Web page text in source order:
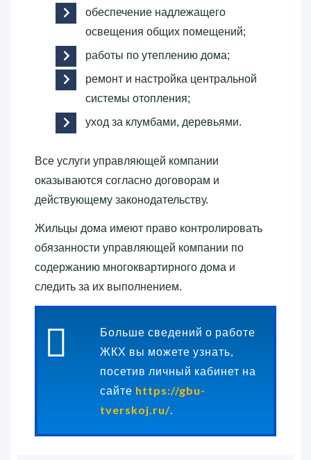
обеспечение надлежащего
освещения общих помещений;
работы по утеплению дома;
ремонт и настройка центральной
системы отопления;
уход за клумбами, деревьями.
Все услуги управляющей компании
оказываются согласно договорам и
действующему законодательству.
Жильцы дома имеют право контролировать
обязанности управляющей компании по
содержанию многоквартирного дома и
следить за их выполнением.
Больше сведений о работе
ЖКХ вы можете узнать,
посетив личный кабинет на
сайте https://gbu-
tverskoj.ru/.